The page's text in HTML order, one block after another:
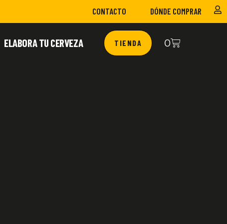
CONTACTO DÓNDE COMPRAR
ELABORA TU CERVEZA TIENDA 0